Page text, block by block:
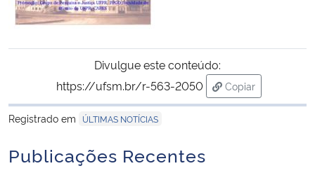
Secretaria de Governo
Gabinete de Segurança Institucional
Advocacia-Geral da União
Banco Central do Brasil
Planalto
Divulgue este conteúdo:
https://ufsm.br/r-563-2050
Copiar
para área de
Registrado em
ÚLTIMAS NOTÍCIAS
Publicações Recentes